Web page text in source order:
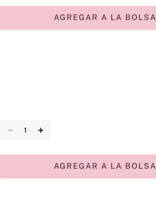
AGREGAR A LA BOLSA
＋
－
AGREGAR A LA BOLSA